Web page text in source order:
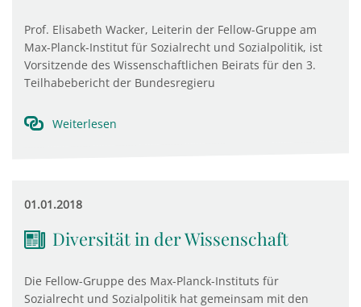
Prof. Elisabeth Wacker, Leiterin der Fellow-Gruppe am
Max-Planck-Institut für Sozialrecht und Sozialpolitik, ist
Vorsitzende des Wissenschaftlichen Beirats für den 3.
Teilhabebericht der Bundesregieru
Weiterlesen
01.01.2018
Diversität in der Wissenschaft
Die Fellow-Gruppe des Max-Planck-Instituts für
Sozialrecht und Sozialpolitik hat gemeinsam mit den